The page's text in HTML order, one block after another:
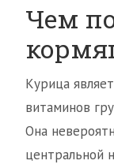
Чем
Курица
витаминов
Она
центральной